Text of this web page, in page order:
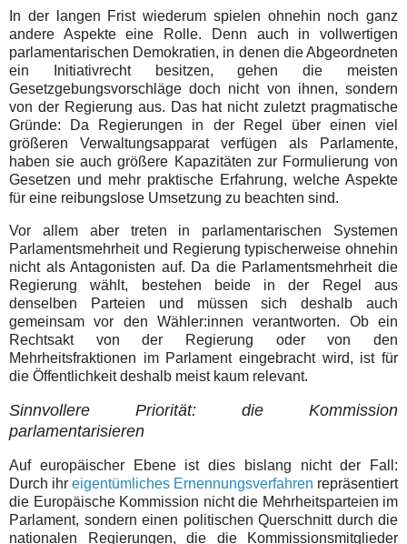
In der langen Frist wiederum spielen ohnehin noch ganz
andere Aspekte eine Rolle. Denn auch in vollwertigen
parlamentarischen Demokratien, in denen die Abgeordneten
ein Initiativrecht besitzen, gehen die meisten
Gesetzgebungsvorschläge doch nicht von ihnen, sondern
von der Regierung aus. Das hat nicht zuletzt pragmatische
Gründe: Da Regierungen in der Regel über einen viel
größeren Verwaltungsapparat verfügen als Parlamente,
haben sie auch größere Kapazitäten zur Formulierung von
Gesetzen und mehr praktische Erfahrung, welche Aspekte
für eine reibungslose Umsetzung zu beachten sind.
Vor allem aber treten in parlamentarischen Systemen
Parlamentsmehrheit und Regierung typischerweise ohnehin
nicht als Antagonisten auf. Da die Parlamentsmehrheit die
Regierung wählt, bestehen beide in der Regel aus
denselben Parteien und müssen sich deshalb auch
gemeinsam vor den Wähler:innen verantworten. Ob ein
Rechtsakt von der Regierung oder von den
Mehrheitsfraktionen im Parlament eingebracht wird, ist für
die Öffentlichkeit deshalb meist kaum relevant.
Sinnvollere Priorität: die Kommission
parlamentarisieren
Auf europäischer Ebene ist dies bislang nicht der Fall:
Durch ihr eigentümliches Ernennungsverfahren repräsentiert
die Europäische Kommission nicht die Mehrheitsparteien im
Parlament, sondern einen politischen Querschnitt durch die
nationalen Regierungen, die die Kommissionsmitglieder